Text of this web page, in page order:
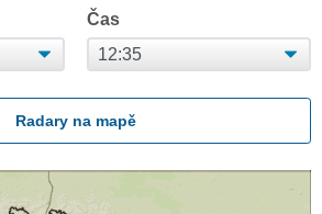
Čas
Radary na mapě